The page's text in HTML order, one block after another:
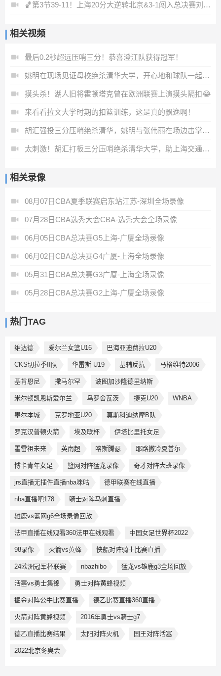
🏀第3节39-11！上海20分大逆转北京&3-1闯入总决赛刘铮5记三分
相关视频
最后0.2秒超远压哨三分！恭喜澄江队获得冠军！
姚明在现场见证母校绝杀清华大学，开心地和球队一起庆祝！
摸头杀！湖人旧将霍顿塔克曾在欧洲联赛上演摸头隔扣😂
来看看拉文大学时期的扣篮训练，这是真的飘逸啊！
胡汇强投三分压哨绝杀清华，姚明与张伟丽在场边击掌庆祝！
太刺激！胡汇打板三分压哨绝杀清华大学，助上海交通大学杀入AUBL决赛
相关录像
08月07日CBA夏季联赛启东站江苏-深圳全场录像
07月28日CBA选秀大会CBA-选秀大会全场录像
06月05日CBA总决赛G5上海-广厦全场录像
06月02日CBA总决赛G4广厦-上海全场录像
05月31日CBA总决赛G3广厦-上海全场录像
05月28日CBA总决赛G2上海-广厦全场录像
热门TAG
维达德 爱尔兰女篮U16 巴海亚迪费拉U20
CKS切拉季II队 华雷斯 U19 基辅反抗 马格维特2006
基肯恩尼 撒马尔罕 波图加沙隆德里纳斯
米尔顿凯恩斯爱尔兰 乌罗舍瓦茨 捷克U20 WNBA
墨尔本城 克罗地亚U20 莫斯科迪纳摩B队
罗克汉普顿火箭 埃及联杯 伊塔比里托女足
霍雷祖未来 英南超 咯斯腾瑟 耶路撒冷夏普尔
博卡青年女足 篮网对阵猛龙录像 奇才对阵大班录像
jrs直播无插件直播nba咪咕 德甲联赛在线直播
nba直播吧178 骑士对阵马刺直播
雄鹿vs篮网g6全场录像回放
法甲直播在线观看360法甲在线观看 中国女足世界杯2022
98录像 火箭vs黄蜂 快船对阵骑士比赛直播
24欧洲冠军杯联赛 nbazhibo 猛龙vs雄鹿g3全场回放
活塞vs勇士集锦 勇士对阵黄蜂视频
掘金对阵公牛比赛直播 德乙比赛直播360直播
火箭对阵黄蜂视频 2016年勇士vs骑士g7
德乙直播比赛结果 太阳对阵火机 国王对阵活塞
2022北京冬奥会